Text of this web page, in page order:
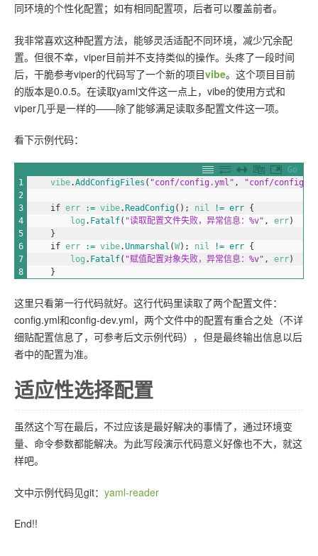
同环境的个性化配置；如有相同配置项，后者可以覆盖前者。
我非常喜欢这种配置方法，能够灵活适配不同环境，减少冗余配
置。但很不幸，viper目前并不支持类似的操作。头疼了一段时间
后，干脆参考viper的代码写了一个新的项目vibe。这个项目目前
的版本是0.0.5。在读取yaml文件这一点上，vibe的使用方式和
viper几乎是一样的——除了能够满足读取多配置文件这一项。
看下示例代码：
Go
1
2
3
4
5
6
7
8
vibe.AddConfigFiles ( "conf/config.yml" , "conf/config-
if err := vibe. ReadConfig( ) ; nil != err {
log . Fatalf( "读取配置文件失败，异常信息：%v" , err)
}
if err := vibe.Unmarshal (W) ; nil != err {
log . Fatalf( "赋值配置对象失败，异常信息：%v" , err)
}
这里只看第一行代码就好。这行代码里读取了两个配置文件：
config.yml和config-dev.yml，两个文件中的配置有重合之处（不详
细贴配置信息了，可参考后文示例代码），但是最终输出信息以后
者中的配置为准。
适应性选择配置
虽然这个写在最后，不过应该是最好解决的事情了，通过环境变
量、命令参数都能解决。为此写段演示代码意义好像也不大，就这
样吧。
文中示例代码见git： yaml-reader
End!!